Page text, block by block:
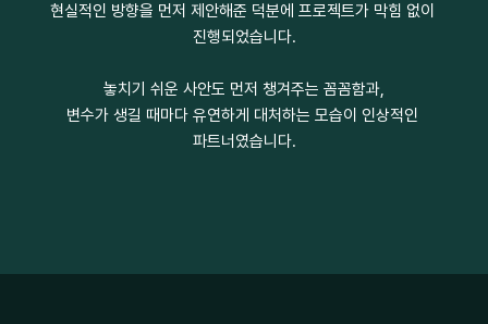
현실적인 방향을 먼저 제안해준 덕분에 프로젝트가 막힘 없이
진행되었습니다.
놓치기 쉬운 사안도 먼저 챙겨주는 꼼꼼함과,
변수가 생길 때마다 유연하게 대처하는 모습이 인상적인
파트너였습니다.